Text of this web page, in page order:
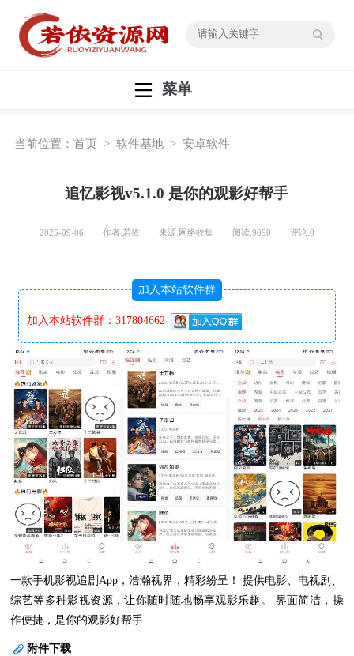
菜单
当前位置：首页 >软件基地 >安卓软件
追忆影视v5.1.0 是你的观影好帮手
2025-09-06 作者:若依 来源:网络收集 阅读:9090 评论:0
加入本站软件群
加入本站软件群：317804662
一款手机影视追剧App，浩瀚视界，精彩纷呈！ 提供电影、电视剧、
综艺等多种影视资源，让你随时随地畅享观影乐趣。 界面简洁，操
作便捷，是你的观影好帮手
附件下载